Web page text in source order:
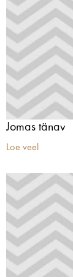
Jomas tänav
Loe veel